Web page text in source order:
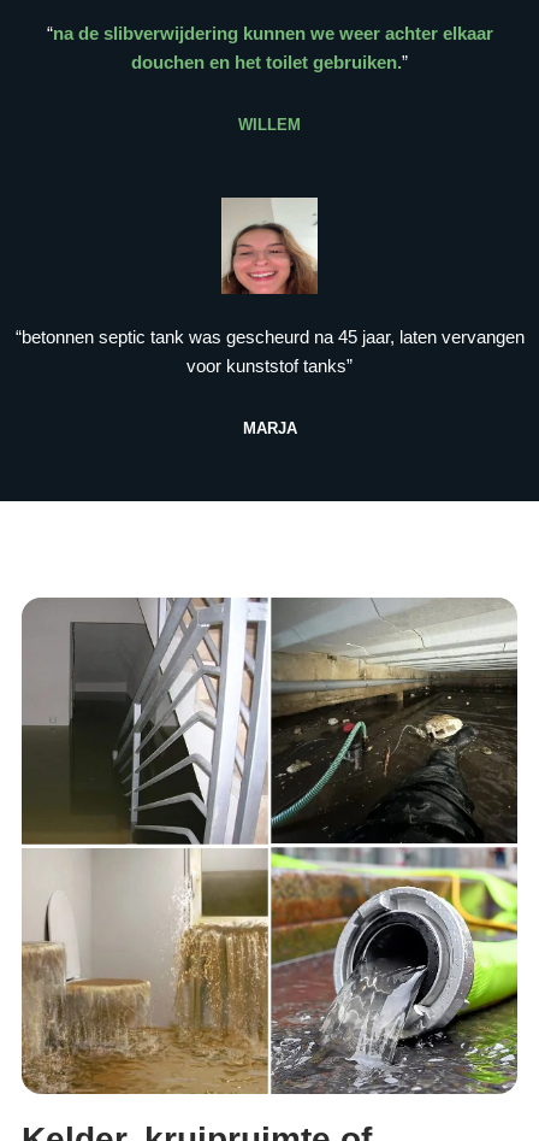
“na de slibverwijdering kunnen we weer achter elkaar
douchen en het toilet gebruiken.”
WILLEM
“betonnen septic tank was gescheurd na 45 jaar, laten vervangen
voor kunststof tanks”
MARJA